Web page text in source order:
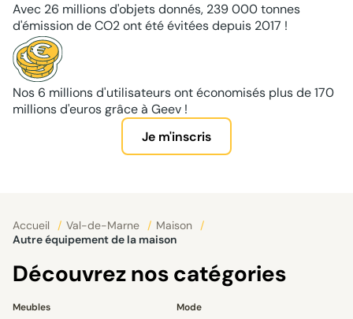
Avec 26 millions d'objets donnés, 239 000 tonnes
d'émission de CO2 ont été évitées depuis 2017 !
Nos 6 millions d'utilisateurs ont économisés plus de 170
millions d'euros grâce à Geev !
Je m'inscris
Accueil / Val-de-Marne / Maison
/
Autre équipement de la maison
Découvrez nos catégories
Meubles
Mode